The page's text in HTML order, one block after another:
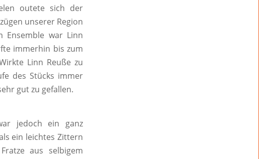
outete sich der
unserer Region
Ensemble war Linn
immerhin bis zum
Linn Reuße zu
des Stücks immer
gut zu gefallen.
jedoch ein ganz
ein leichtes Zittern
aus selbigem